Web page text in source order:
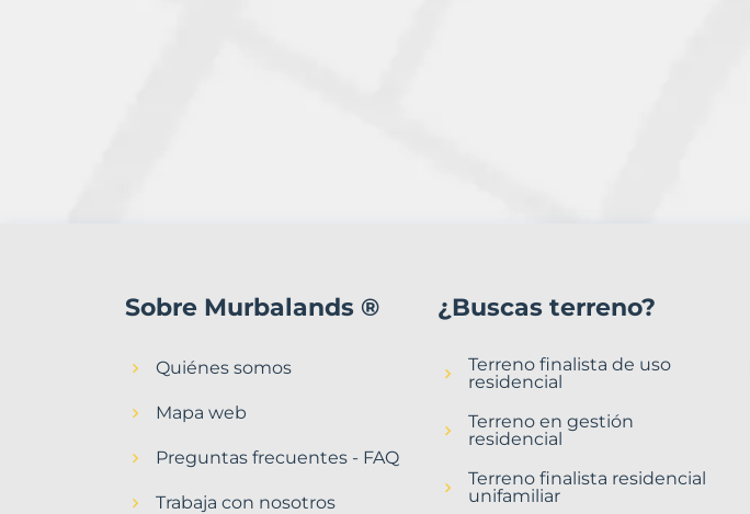
Torrelavega
Sobre Murbalands ®
Quiénes somos
Mapa web
Preguntas frecuentes - FAQ
Trabaja con nosotros
¿Buscas terreno?
Terreno finalista de uso
residencial
Terreno en gestión
residencial
Terreno finalista residencial
unifamiliar